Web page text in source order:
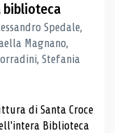
biblioteca
Spedale,
Magnano,
Stefania
di Santa Croce
Biblioteca